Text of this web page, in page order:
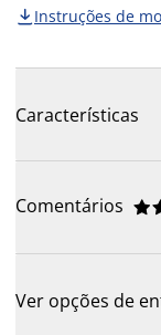
 Instruções de
Características
Comentários 

Ver opções de